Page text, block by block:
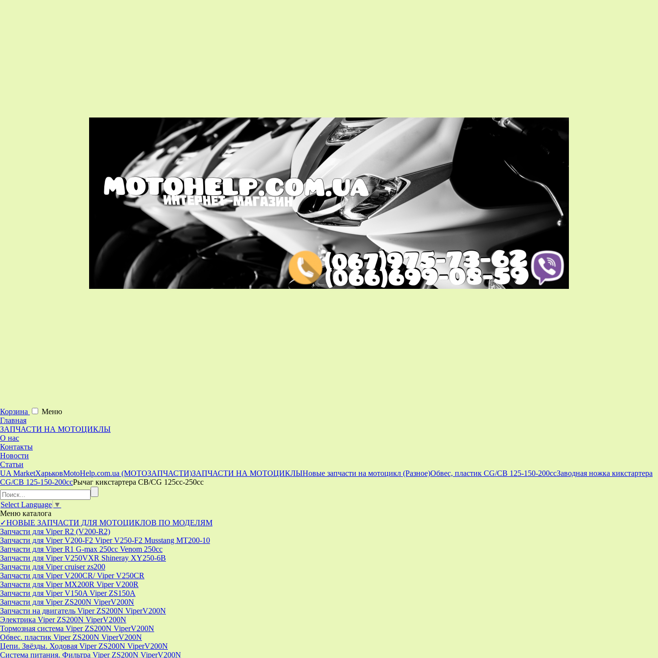
Корзина
Меню
Главная
ЗАПЧАСТИ НА МОТОЦИКЛЫ
О нас
Контакты
Новости
Статьи
UA MarketХарьковMotoHelp.com.ua (МОТОЗАПЧАСТИ)ЗАПЧАСТИ НА МОТОЦИКЛЫНовые запчасти на мотоцикл (Разное)Обвес, пластик CG/CB 125-150-200ccЗаводная ножка кикстартера
CG/CB 125-150-200ccРычаг кикстартера CB/CG 125cc-250cc
Select Language ▼
Меню каталога
✓НОВЫЕ ЗАПЧАСТИ ДЛЯ МОТОЦИКЛОВ ПО МОДЕЛЯМ
Запчасти для Viper R2 (V200-R2)
Запчасти для Viper V200-F2 Viper V250-F2 Musstang MT200-10
Запчасти для Viper R1 G-max 250cc Venom 250cc
Запчасти для Viper V250VXR Shineray XY250-6B
Запчасти для Viper cruiser zs200
Запчасти для Viper V200CR/ Viper V250CR
Запчасти для Viper MX200R Viper V200R
Запчасти для Viper V150A Viper ZS150A
Запчасти для Viper ZS200N ViperV200N
Запчасти на двигатель Viper ZS200N ViperV200N
Электрика Viper ZS200N ViperV200N
Тормозная система Viper ZS200N ViperV200N
Обвес. пластик Viper ZS200N ViperV200N
Цепи. Звёзды. Ходовая Viper ZS200N ViperV200N
Система питания. Фильтра Viper ZS200N ViperV200N